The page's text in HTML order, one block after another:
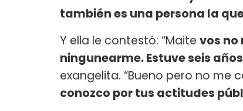
también es una persona la
Y ella le contestó: “Maite vos no
ningunearme. Estuve seis
exangelita. “Bueno pero no me
conozco por tus actitudes